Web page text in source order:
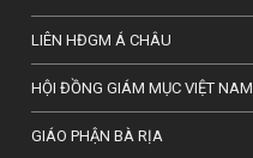
LIÊN HĐGM Á CHÂU
HỘI ĐỒNG GIÁM MỤC VIỆT NAM
GIÁO PHẬN BÀ RỊA